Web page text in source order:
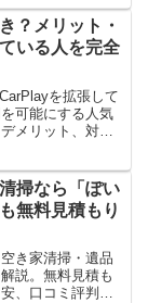
？メリット・
いる人を完全
を拡張して
可能にする人気
メリット、対応
掃なら「ぽい
無料見積もり
き家清掃・遺品
説。無料見積も
、口コミ評判、